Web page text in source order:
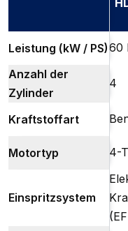
Leistung (kW / PS) 60
Anzahl der
Zylinder
4
Kraftstoffart
Motortyp 4-
Einspritzsystem